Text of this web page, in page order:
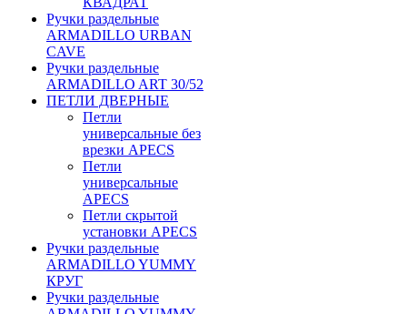
Ручки раздельные
ARMADILLO URBAN
CAVE
Ручки раздельные
ARMADILLO ART 30/52
ПЕТЛИ ДВЕРНЫЕ
Петли
универсальные без
врезки APECS
Петли
универсальные
APECS
Петли скрытой
установки APECS
Ручки раздельные
ARMADILLO YUMMY
КРУГ
Ручки раздельные